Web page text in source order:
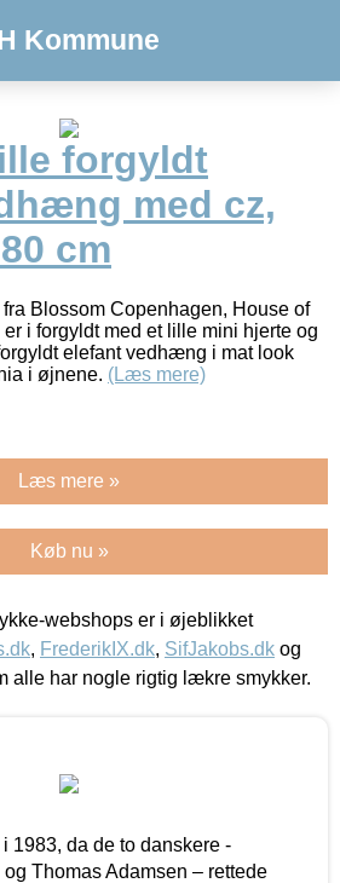
Kommune
forgyldt
med cz,
cm
Blossom Copenhagen, House of
i forgyldt med et lille mini hjerte og
elefant vedhæng i mat look
i øjnene. (Læs mere)
Læs mere »
Køb nu »
webshops er i øjeblikket
, FrederikIX.dk, SifJakobs.dk og
alle har nogle rigtig lækre smykker.
1983, da de to danskere -
Thomas Adamsen – rettede